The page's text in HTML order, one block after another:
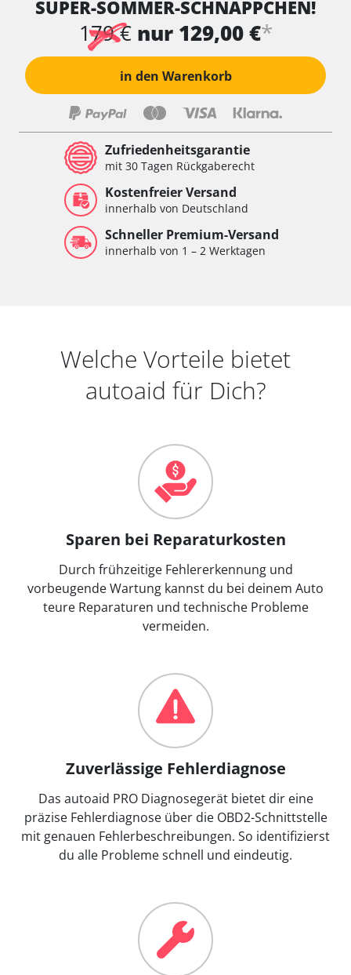
Wischersteuerung
Xenon links
Xenon rechts
Zentrale Bedieneinheit
Zentralelektronik
Zentralelektronik hinten
Zentralelektronik vorne
Zentralelektronik vorne Beifahrer
Zentralelektronik vorne Fahrer
Verfügbarkeit abhängig von Modell, Motorisierung, Ausstattung
und Konfiguration
SUPER-SOMMER-SCHNÄPPCHEN!
179 € nur 129,00 €*
in den Warenkorb
Zufriedenheitsgarantie
mit 30 Tagen Rückgaberecht
Kostenfreier Versand
innerhalb von Deutschland
Schneller Premium-Versand
innerhalb von 1 – 2 Werktagen
Welche Vorteile bietet
autoaid für Dich?
Sparen bei Reparaturkosten
Durch frühzeitige Fehlererkennung und
vorbeugende Wartung kannst du bei deinem Auto
teure Reparaturen und technische Probleme
vermeiden.
Zuverlässige Fehlerdiagnose
Das autoaid PRO Diagnosegerät bietet dir eine
präzise Fehlerdiagnose über die OBD2-Schnittstelle
mit genauen Fehlerbeschreibungen. So identifizierst
du alle Probleme schnell und eindeutig.